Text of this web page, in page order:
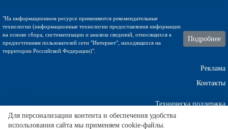
"На информационном ресурсе применяются рекомендательные
технологии (информационные технологии предоставления информации
на основе сбора, систематизации и анализа сведений, относящихся к
предпочтениям пользователей сети "Интернет", находящихся на
территории Российской Федерации)".
Подробнее
Реклама
Контакты
Техническа поддержка
Для персонализации контента и обеспечения удобства
использования сайта мы применяем cookie-файлы.